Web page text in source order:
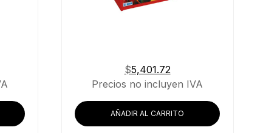
$5,401.72
Precios no incluyen IVA
AÑADIR AL CARRITO